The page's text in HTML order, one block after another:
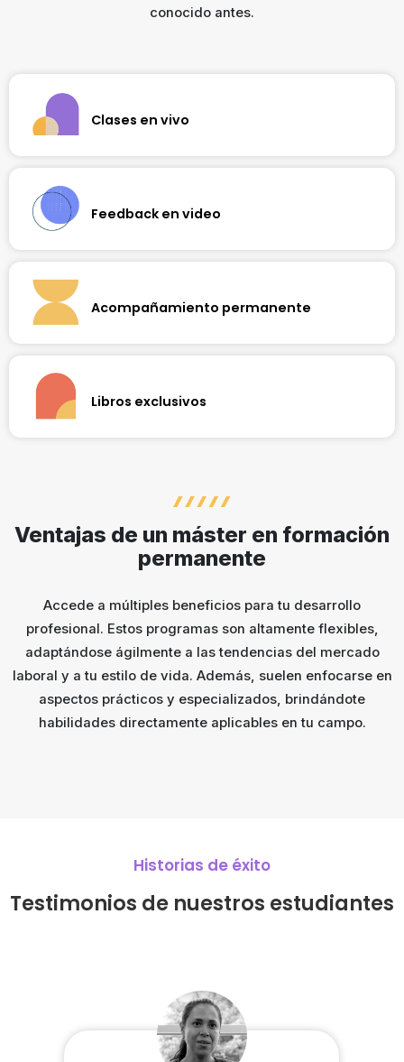
conocido antes.
Clases en vivo
de ideas en tiempo real con el profesor y profesionales de
tu área.
Feedback en video
aprendizaje.
Acompañamiento permanente
soporte especializado.
Libros exclusivos
Ventajas de un máster en formación
permanente
Accede a múltiples beneficios para tu desarrollo
profesional. Estos programas son altamente flexibles,
adaptándose ágilmente a las tendencias del mercado
laboral y a tu estilo de vida. Además, suelen enfocarse en
aspectos prácticos y especializados, brindándote
habilidades directamente aplicables en tu campo.
Historias de éxito
Testimonios de nuestros estudiantes